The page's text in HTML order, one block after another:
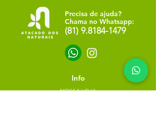
Precisa de ajuda?
Chama no Whatsapp:
(81) 9.8184-1479
Info
NOSSA LOJA